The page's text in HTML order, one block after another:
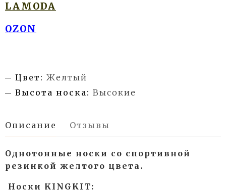
LAMODA
OZON
Цвет: Желтый
Высота носка: Высокие
Описание Отзывы
Однотонные носки со спортивной
резинкой желтого цвета.
Носки KINGKIT: